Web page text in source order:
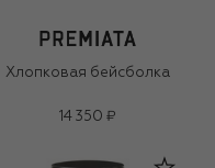
Хлопковая бейсболка
14 350 ₽